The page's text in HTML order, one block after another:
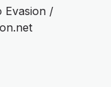
Evasion /